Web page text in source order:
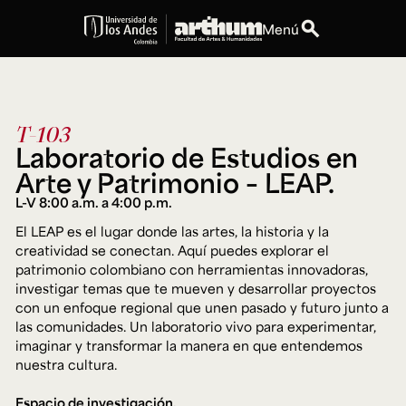
Menúsearch
Personas
Espacios expand_more
Explora ArteHum expand_more
Dirección
Calle 19A #1 - 37
Este. Bloque K.
Teléfono
[+57] (601) 339 4949
Literatura y
Ext. 2501
T-103
Laboratorio de Estudios en
Arte y Patrimonio – LEAP.
L-V 8:00 a.m. a 4:00 p.m.
El LEAP es el lugar donde las artes, la historia y la
creatividad se conectan. Aquí puedes explorar el
patrimonio colombiano con herramientas innovadoras,
investigar temas que te mueven y desarrollar proyectos
con un enfoque regional que unen pasado y futuro junto a
las comunidades. Un laboratorio vivo para experimentar,
imaginar y transformar la manera en que entendemos
nuestra cultura.
Espacio de investigación.